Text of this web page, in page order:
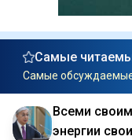
Самые
Самые
Всеми
энергии